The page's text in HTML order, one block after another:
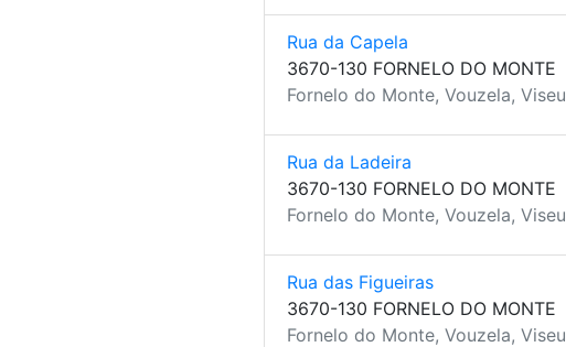
Rua da Capela
3670-130 FORNELO DO MONTE
Fornelo do Monte, Vouzela, Viseu
Rua da Ladeira
3670-130 FORNELO DO MONTE
Fornelo do Monte, Vouzela, Viseu
Rua das Figueiras
3670-130 FORNELO DO MONTE
Fornelo do Monte, Vouzela, Viseu